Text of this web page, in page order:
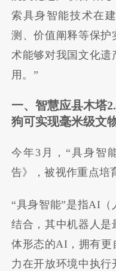
索具身智能技术在
测、价值阐释等保护
术能够对我国文化
用。”
一、智慧应县木塔
狗可实现毫米级文
今年3月，“具身智
告》，被视作重点培
“具身智能”是指AI
结合，其中机器人是
体形态的AI，拥有更
力在开放环境中执行